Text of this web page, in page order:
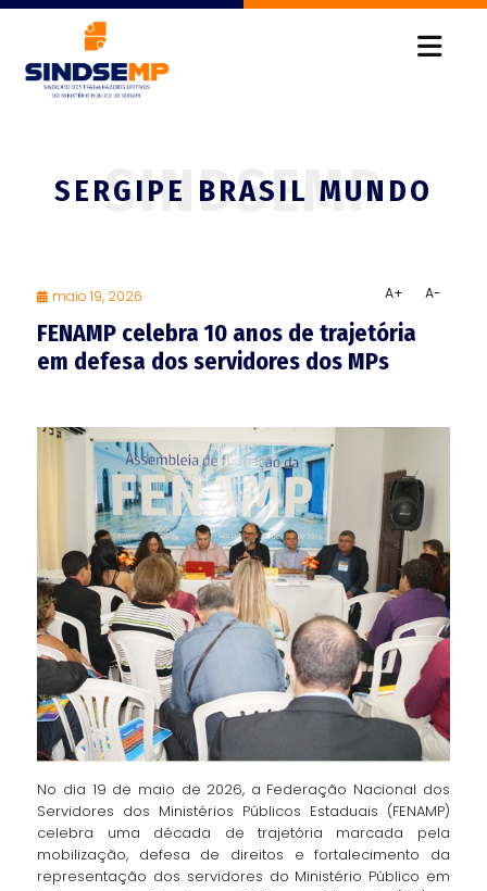
SERGIPE BRASIL MUNDO
maio 19, 2026 A+ A-
FENAMP celebra 10 anos de trajetória
em defesa dos servidores dos MPs
No dia 19 de maio de 2026, a Federação Nacional dos
Servidores dos Ministérios Públicos Estaduais (FENAMP)
celebra uma década de trajetória marcada pela
mobilização, defesa de direitos e fortalecimento da
representação dos servidores do Ministério Público em